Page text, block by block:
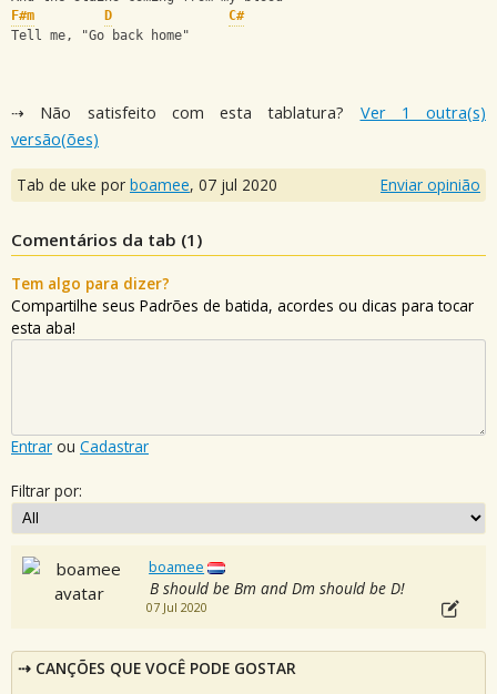
F#m
D
C#
Tell me, "Go back home"
⇢ Não satisfeito com esta tablatura? Ver 1 outra(s)
versão(ões)
Tab de uke por boamee, 07 jul 2020 Enviar opinião
Comentários da tab (1 )
Tem algo para dizer?
Compartilhe seus Padrões de batida, acordes ou dicas para tocar
esta aba!
Entrar ou Cadastrar
Filtrar por:
boamee
B should be Bm and Dm should be D!
07 Jul 2020
CANÇÕES QUE VOCÊ PODE GOSTAR